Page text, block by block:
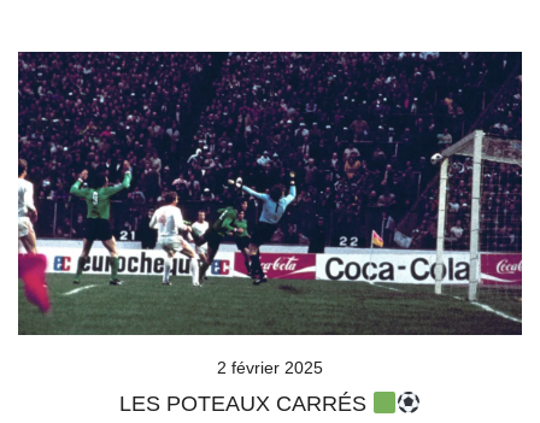
2 février 2025
LES POTEAUX CARRÉS